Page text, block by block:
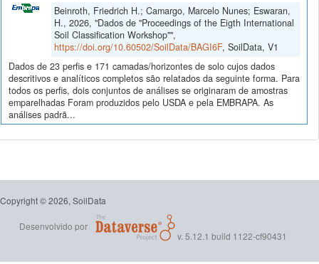
Beinroth, Friedrich H.; Camargo, Marcelo Nunes; Eswaran,
H., 2026, "Dados de "Proceedings of the Eigth International
Soil Classification Workshop"",
https://doi.org/10.60502/SoilData/BAGI6F, SoilData, V1
Dados de 23 perfis e 171 camadas/horizontes de solo cujos dados
descritivos e analíticos completos são relatados da seguinte forma. Para
todos os perfis, dois conjuntos de análises se originaram de amostras
emparelhadas Foram produzidos pelo USDA e pela EMBRAPA. As
análises padrã...
Copyright © 2026, SoilData
Desenvolvido por
v. 5.12.1 build 1122-cf90431